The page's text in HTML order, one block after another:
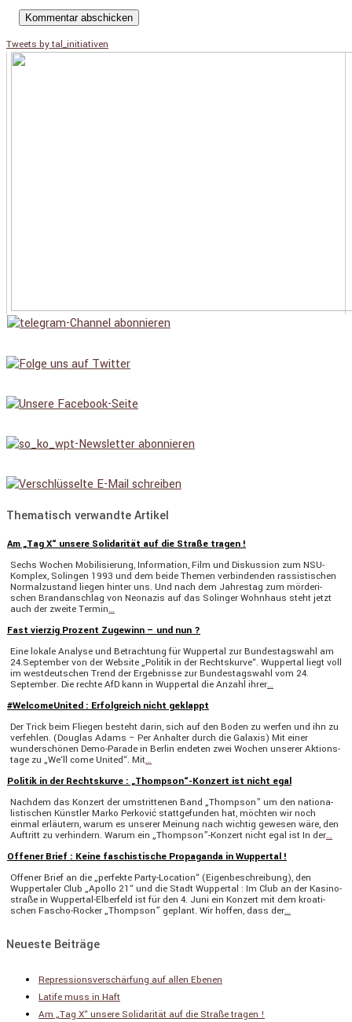
Tweets by tal_initiativen
Thematisch verwandte Artikel
Am „Tag X“ unsere Solidarität auf die Straße tragen !
Sechs Wochen Mobili­sie­rung, Infor­ma­tion, Film und Diskus­sion zum NSU-
Komplex, Solingen 1993 und dem beide Themen verbin­denden rassis­ti­schen
Normal­zu­stand liegen hinter uns. Und nach dem Jahrestag zum mörde­ri­
schen Brand­an­schlag von Neonazis auf das Solinger Wohnhaus steht jetzt
auch der zweite Termin…
Fast vierzig Prozent Zugewinn – und nun ?
Eine lokale Analyse und Betrach­tung für Wuppertal zur Bundes­tags­wahl am
24.September von der Website „Politik in der Rechts­kurve“. Wuppertal liegt voll
im westdeut­schen Trend der Ergeb­nisse zur Bundes­tags­wahl vom 24.
September. Die rechte AfD kann in Wuppertal die Anzahl ihrer…
#WelcomeUnited : Erfolgreich nicht geklappt
Der Trick beim Fliegen besteht darin, sich auf den Boden zu werfen und ihn zu
verfehlen. (Douglas Adams – Per Anhalter durch die Galaxis) Mit einer
wunder­schönen Demo-Parade in Berlin endeten zwei Wochen unserer Aktions­
tage zu „We‘ll come United“. Mit…
Politik in der Rechtskurve : „Thompson“-Konzert ist nicht egal
Nachdem das Konzert der umstrit­tenen Band „Thompson” um den natio­na­
lis­ti­schen Künstler Marko Perković statt­ge­funden hat, möchten wir noch
einmal erläu­tern, warum es unserer Meinung nach wichtig gewesen wäre, den
Auftritt zu verhin­dern. Warum ein „Thompson”-Konzert nicht egal ist In der…
Offener Brief : Keine faschistische Propaganda in Wuppertal !
Offener Brief an die „perfekte Party-Location“ (Eigen­be­schrei­bung), den
Wupper­taler Club „Apollo 21“ und die Stadt Wuppertal : Im Club an der Kasino­
straße in Wuppertal-Elber­­feld ist für den 4. Juni ein Konzert mit dem kroati­
schen Fascho-Rocker „Thompson” geplant. Wir hoffen, dass der…
Neueste Beiträge
Repressionsverschärfung auf allen Ebenen
Latife muss in Haft
Am „Tag X“ unsere Solidarität auf die Straße tragen !